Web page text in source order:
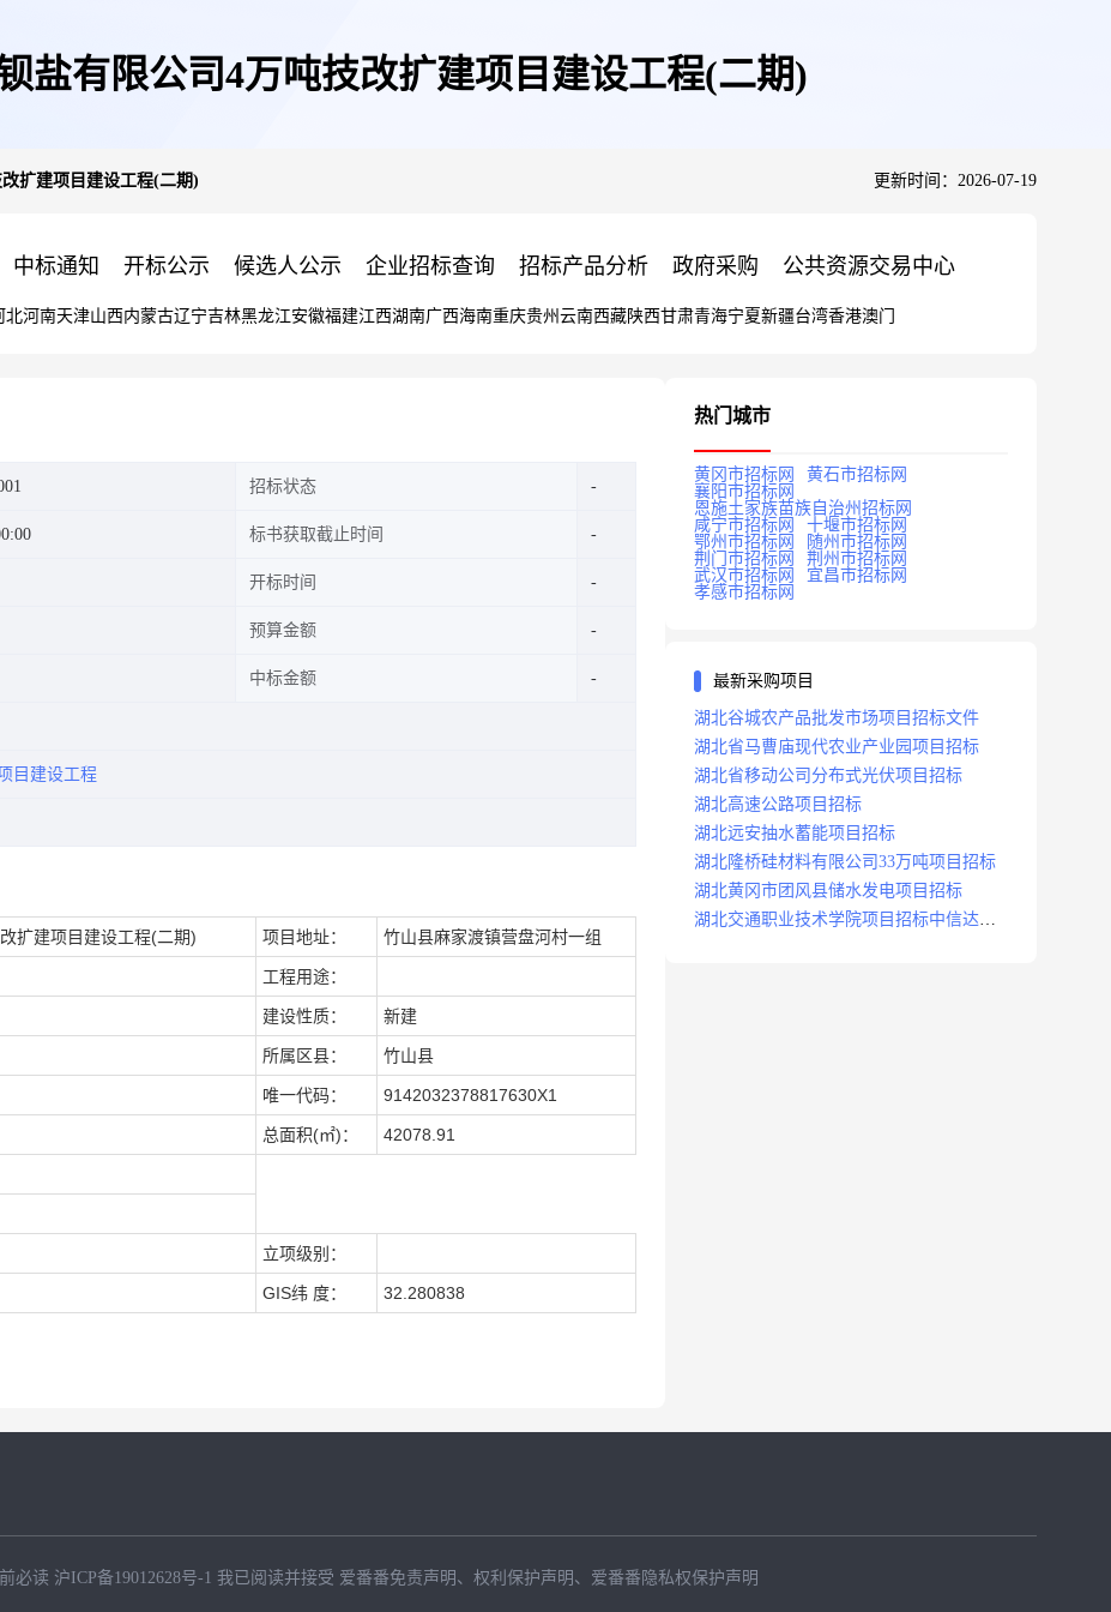
盐有限公司4万吨技改扩建项目建设工程(二期)
扩建项目建设工程(二期) 更新时间：2026-07-19
中标通知 开标公示 候选人公示 企业招标查询 招标产品分析 政府采购 公共资源交易中心
北河南天津山西内蒙古辽宁吉林黑龙江安徽福建江西湖南广西海南重庆贵州 云南西藏陕西甘肃青海宁夏新疆台湾香港澳门
招标状态
标书获取截止时间
开标时间
预算金额
中标金额
目建设工程
扩建项目建设工程(二期) 项目地址： 竹山县麻家渡镇营盘河村一组
工程用途：
建设性质： 新建
所属区县： 竹山县
唯一代码： 9142032378817630X1
总面积(㎡)： 42078.91
立项级别：
GIS纬 度： 32.280838
热门城市
黄冈市招标网
黄石市招标网
襄阳市招标网
恩施土家族苗族自治州招标网
咸宁市招标网
十堰市招标网
鄂州市招标网
随州市招标网
荆门市招标网
荆州市招标网
武汉市招标网
宜昌市招标网
孝感市招标网
最新采购项目
湖北谷城农产品批发市场项目招标文件
湖北省马曹庙现代农业产业园项目招标
湖北省移动公司分布式光伏项目招标
湖北高速公路项目招标
湖北远安抽水蓄能项目招标
湖北隆桥硅材料有限公司33万吨项目招标
湖北黄冈市团风县储水发电项目招标
湖北交通职业技术学院项目招标中信达咨
必读 沪ICP备19012628号-1 我已阅读并接受 爱番番免责声明 、 权利保护声明 、 爱番番隐私权保护声明